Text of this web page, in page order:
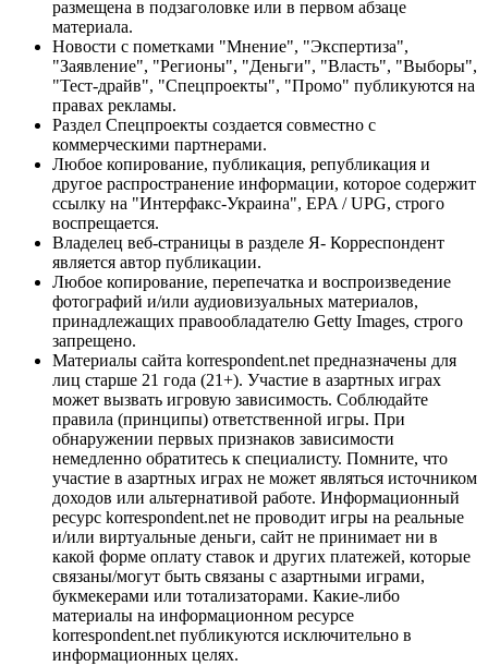
размещена в подзаголовке или в первом абзаце
материала.
Новости с пометками "Мнение", "Экспертиза",
"Заявление", "Регионы", "Деньги", "Власть", "Выборы",
"Тест-драйв", "Спецпроекты", "Промо" публикуются на
правах рекламы.
Раздел Спецпроекты создается совместно с
коммерческими партнерами.
Любое копирование, публикация, републикация и
другое распространение информации, которое содержит
ссылку на "Интерфакс-Украина", EPA / UPG, строго
воспрещается.
Владелец веб-страницы в разделе Я- Корреспондент
является автор публикации.
Любое копирование, перепечатка и воспроизведение
фотографий и/или аудиовизуальных материалов,
принадлежащих правообладателю Getty Images, строго
запрещено.
Материалы сайта korrespondent.net предназначены для
лиц старше 21 года (21+). Участие в азартных играх
может вызвать игровую зависимость. Соблюдайте
правила (принципы) ответственной игры. При
обнаружении первых признаков зависимости
немедленно обратитесь к специалисту. Помните, что
участие в азартных играх не может являться источником
доходов или альтернативой работе. Информационный
ресурс korrespondent.net не проводит игры на реальные
и/или виртуальные деньги, сайт не принимает ни в
какой форме оплату ставок и других платежей, которые
связаны/могут быть связаны с азартными играми,
букмекерами или тотализаторами. Какие-либо
материалы на информационном ресурсе
korrespondent.net публикуются исключительно в
информационных целях.